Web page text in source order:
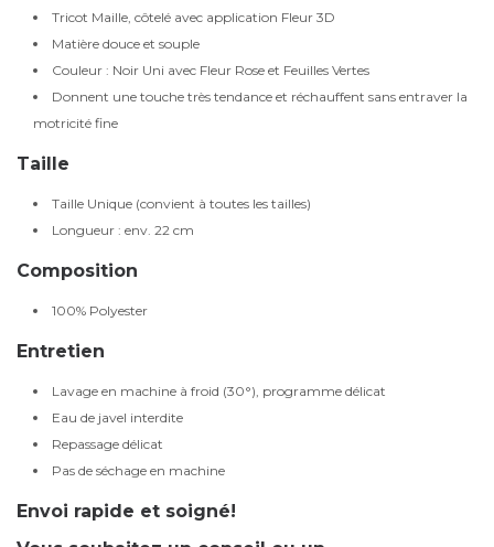
Tricot Maille, côtelé avec application Fleur 3D
Matière douce et souple
Couleur : Noir Uni avec Fleur Rose et Feuilles Vertes
Donnent une touche très tendance et réchauffent sans entraver la
motricité fine
Taille
Taille Unique (convient à toutes les tailles)
Longueur : env. 22 cm
Composition
100% Polyester
Entretien
Lavage en machine à froid (30°), programme délicat
Eau de javel interdite
Repassage délicat
Pas de séchage en machine
Envoi rapide et soigné!